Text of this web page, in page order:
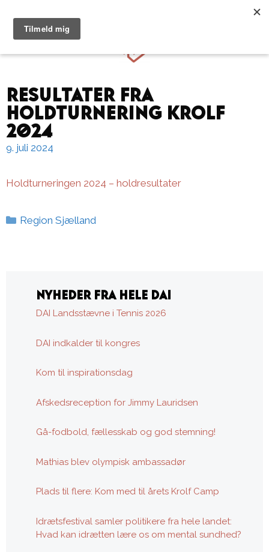
indhold
Resultater fra
Holdturnering Krolf
2024
9. juli 2024
Holdturneringen 2024 – holdresultater
Kategorier
Region Sjælland
NYHEDER FRA HELE DAI
DAI Landsstævne i Tennis 2026
DAI indkalder til kongres
Kom til inspirationsdag
Afskedsreception for Jimmy Lauridsen
Gå-fodbold, fællesskab og god stemning!
Mathias blev olympisk ambassadør
Plads til flere: Kom med til årets Krolf Camp
Idrætsfestival samler politikere fra hele landet:
Hvad kan idrætten lære os om mental sundhed?